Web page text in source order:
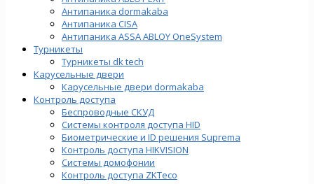
Антипаника dormakaba
Антипаника СISA
Антипаника ASSA ABLOY OneSystem
Турникеты
Турникеты dk tech
Карусельные двери
Карусельные двери dormakaba
Контроль доступа
Беспроводные СКУД
Системы контроля доступа HID
Биометрические и ID решения Suprema
Контроль доступа HIKVISION
Системы домофонии
Контроль доступа ZKTeco